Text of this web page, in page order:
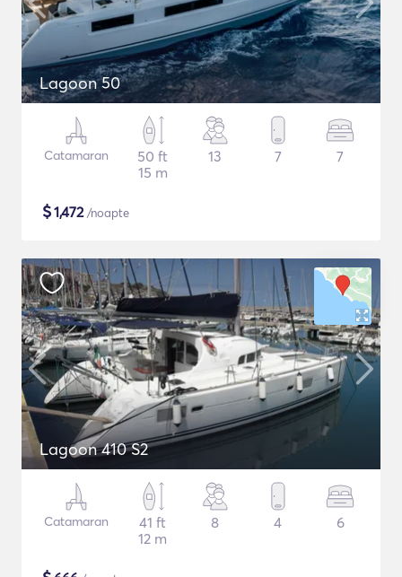
Lagoon 50
Catamaran
50 ft
15 m
13 7 7
$1,472/noapte
Lagoon 410 S2
Catamaran
41 ft
12 m
8 4 6